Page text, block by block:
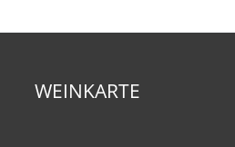
WEINKARTE